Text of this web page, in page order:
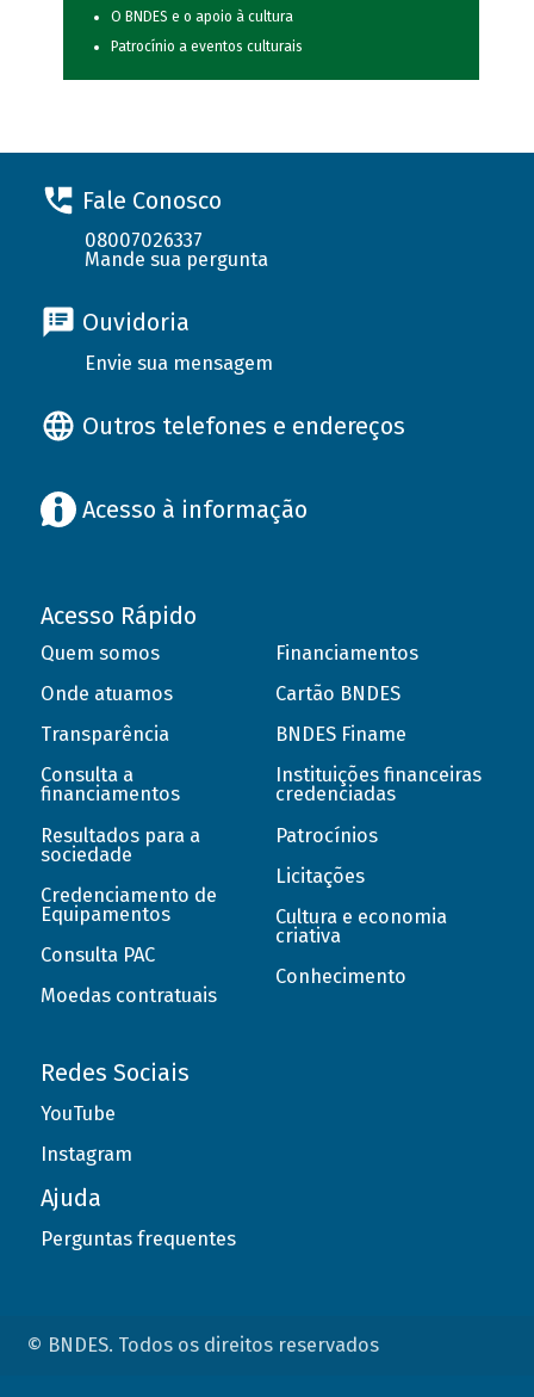
O BNDES e o apoio à cultura
Patrocínio a eventos culturais
Fale Conosco
08007026337
Mande sua pergunta
Ouvidoria
Envie sua mensagem
Outros telefones e endereços
Acesso à informação
Acesso Rápido
Quem somos
Onde atuamos
Transparência
Consulta a
financiamentos
Resultados para a
sociedade
Credenciamento de
Equipamentos
Consulta PAC
Moedas contratuais
Financiamentos
Cartão BNDES
BNDES Finame
Instituições financeiras
credenciadas
Patrocínios
Licitações
Cultura e economia
criativa
Conhecimento
Redes Sociais
YouTube
Instagram
Ajuda
Perguntas frequentes
© BNDES. Todos os direitos reservados